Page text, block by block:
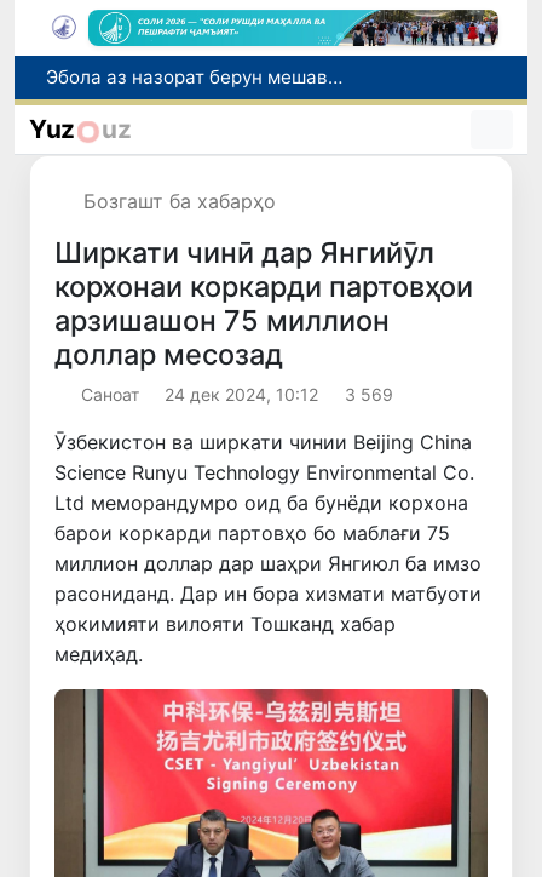
Дар моҳи июл дар Ӯзбекистон нархи маҳсулоти озуқаворӣ коҳиш ёфт, аммо баъзе молу хидматрасониҳо гарон шуданд
Дар Сенат тадбирҳои беҳтар намудани мавқеи Ӯзбекистон дар рейтингҳо ва индексҳои байналмилалӣ баррасӣ шуданд
Yuz uz
Бозгашт ба хабарҳо
Ширкати чинӣ дар Янгийӯл
корхонаи коркарди партовҳои
арзишашон 75 миллион
доллар месозад
Саноат 24 дек 2024, 10:12 3 569
Ӯзбекистон ва ширкати чинии Beijing China
Science Runyu Technology Environmental Co.
Ltd меморандумро оид ба бунёди корхона
барои коркарди партовҳо бо маблағи 75
миллион доллар дар шаҳри Янгиюл ба имзо
расониданд. Дар ин бора хизмати матбуоти
ҳокимияти вилояти Тошканд хабар
медиҳад.